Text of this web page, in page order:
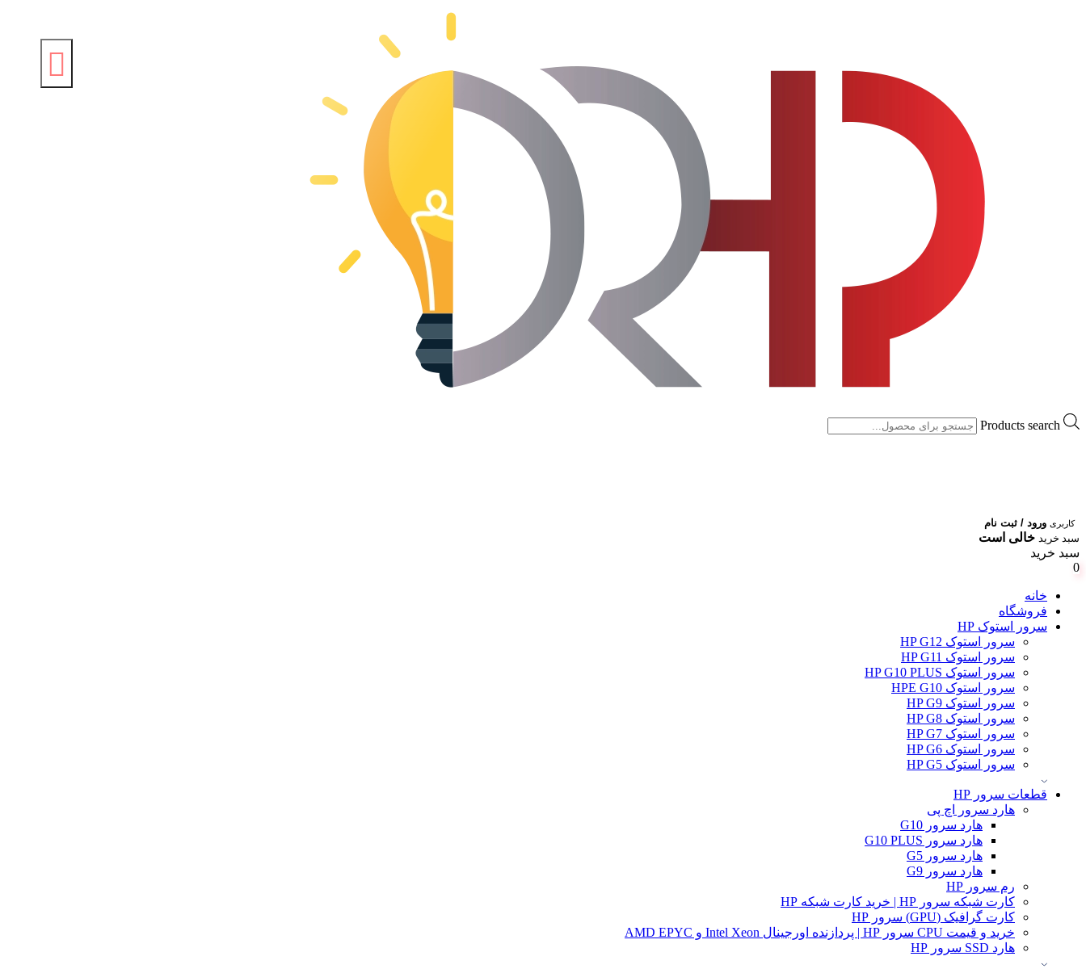
Products search
کاربری ورود / ثبت نام
سبد خرید خالی است
سبد خرید
0
خانه
فروشگاه
سرور استوک HP
سرور استوک HP G12
سرور استوک HP G11
سرور استوک HP G10 PLUS
سرور استوک HPE G10
سرور استوک HP G9
سرور استوک HP G8
سرور استوک HP G7
سرور استوک HP G6
سرور استوک HP G5
قطعات سرور HP
هارد سرور اچ پی
هارد سرور G10
هارد سرور G10 PLUS
هارد سرور G5
هارد سرور G9
رم سرور HP
کارت شبکه سرور HP | خرید کارت شبکه HP
کارت گرافیک (GPU) سرور HP
خرید و قیمت CPU سرور HP | پردازنده اورجینال Intel Xeon و AMD EPYC
هارد SSD سرور HP